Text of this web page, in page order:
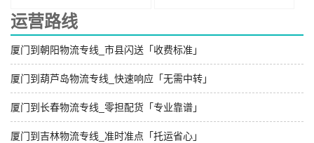
运营路线
厦门到朝阳物流专线_市县闪送「收费标准」
厦门到葫芦岛物流专线_快速响应「无需中转」
厦门到长春物流专线_零担配货「专业靠谱」
厦门到吉林物流专线_准时准点「托运省心」